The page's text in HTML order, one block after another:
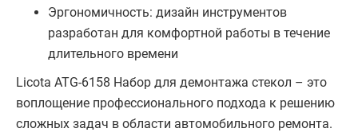
Эргономичность: дизайн инструментов
разработан для комфортной работы в течение
длительного времени
Licota ATG-6158 Набор для демонтажа стекол – это
воплощение профессионального подхода к решению
сложных задач в области автомобильного ремонта.